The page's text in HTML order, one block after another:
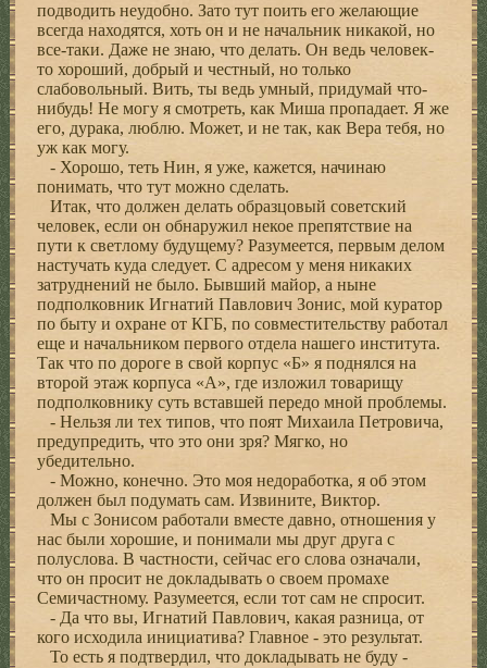
подводить неудобно. Зато тут поить его желающие
всегда находятся, хоть он и не начальник никакой, но
все-таки. Даже не знаю, что делать. Он ведь человек-
то хороший, добрый и честный, но только
слабовольный. Вить, ты ведь умный, придумай что-
нибудь! Не могу я смотреть, как Миша пропадает. Я же
его, дурака, люблю. Может, и не так, как Вера тебя, но
уж как могу.
- Хорошо, теть Нин, я уже, кажется, начинаю
понимать, что тут можно сделать.
Итак, что должен делать образцовый советский
человек, если он обнаружил некое препятствие на
пути к светлому будущему? Разумеется, первым делом
настучать куда следует. С адресом у меня никаких
затруднений не было. Бывший майор, а ныне
подполковник Игнатий Павлович Зонис, мой куратор
по быту и охране от КГБ, по совместительству работал
еще и начальником первого отдела нашего института.
Так что по дороге в свой корпус «Б» я поднялся на
второй этаж корпуса «А», где изложил товарищу
подполковнику суть вставшей передо мной проблемы.
- Нельзя ли тех типов, что поят Михаила Петровича,
предупредить, что это они зря? Мягко, но
убедительно.
- Можно, конечно. Это моя недоработка, я об этом
должен был подумать сам. Извините, Виктор.
Мы с Зонисом работали вместе давно, отношения у
нас были хорошие, и понимали мы друг друга с
полуслова. В частности, сейчас его слова означали,
что он просит не докладывать о своем промахе
Семичастному. Разумеется, если тот сам не спросит.
- Да что вы, Игнатий Павлович, какая разница, от
кого исходила инициатива? Главное - это результат.
То есть я подтвердил, что докладывать не буду -